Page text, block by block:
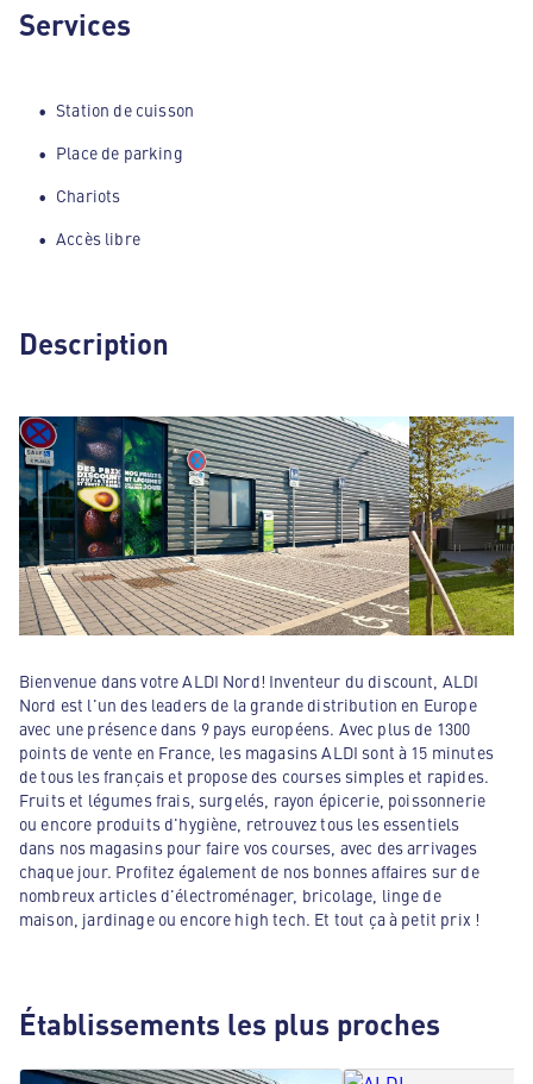
Services
Station de cuisson
Place de parking
Chariots
Accès libre
Description
Bienvenue dans votre ALDI Nord! Inventeur du discount, ALDI
Nord est l'un des leaders de la grande distribution en Europe
avec une présence dans 9 pays européens. Avec plus de 1300
points de vente en France, les magasins ALDI sont à 15 minutes
de tous les français et propose des courses simples et rapides.
Fruits et légumes frais, surgelés, rayon épicerie, poissonnerie
ou encore produits d'hygiène, retrouvez tous les essentiels
dans nos magasins pour faire vos courses, avec des arrivages
chaque jour. Profitez également de nos bonnes affaires sur de
nombreux articles d'électroménager, bricolage, linge de
maison, jardinage ou encore high tech. Et tout ça à petit prix !
Établissements les plus proches